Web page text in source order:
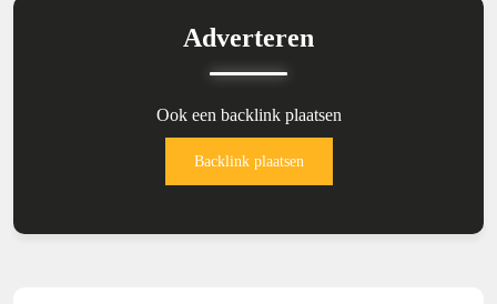
Adverteren
Ook een backlink plaatsen
Backlink plaatsen